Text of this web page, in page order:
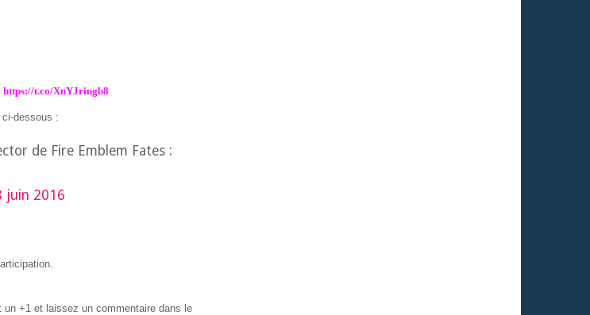
https://t.co/XnYJringb8
dessous :
de Fire Emblem Fates :
juin 2016
un +1 et laissez un commentaire dans le